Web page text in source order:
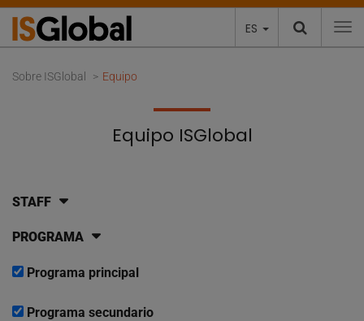
ES
Sobre ISGlobal Equipo
Equipo ISGlobal
STAFF
PROGRAMA
Programa principal
Programa secundario